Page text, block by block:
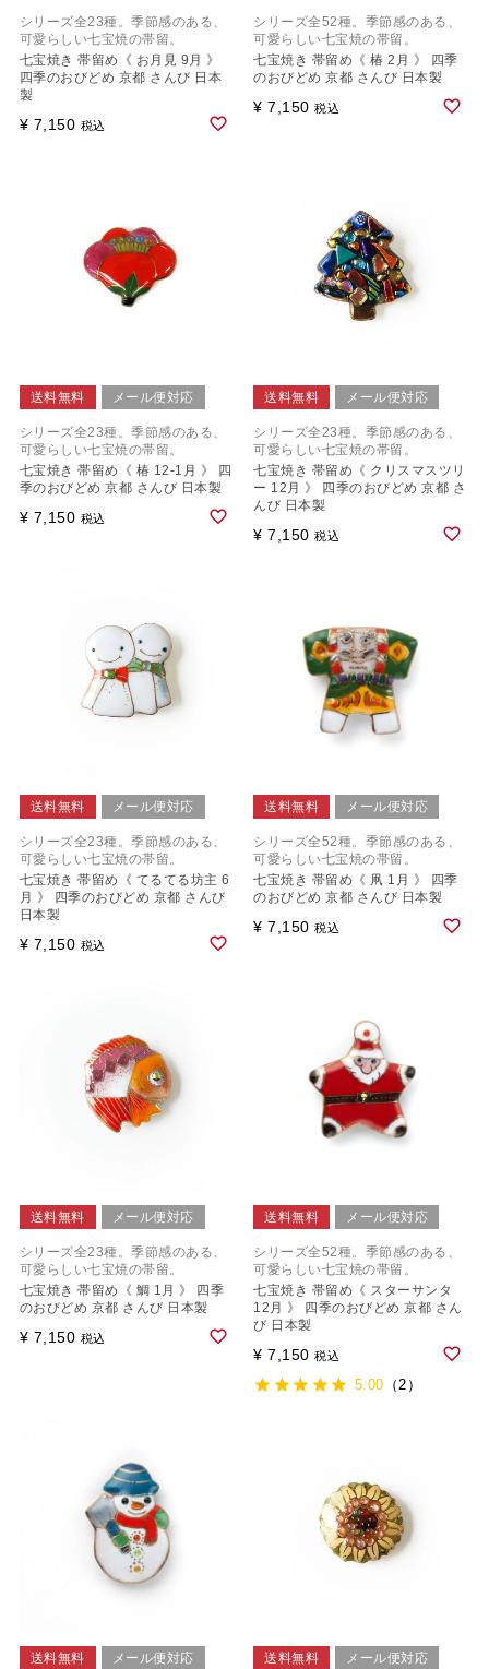
シリーズ全23種。季節感のある、
可愛らしい七宝焼の帯留。
七宝焼き 帯留め《 お月見 9月 》
四季のおびどめ 京都 さんび 日本
製
¥ 7,150 税込
シリーズ全52種。季節感のある、
可愛らしい七宝焼の帯留。
七宝焼き 帯留め《 椿 2月 》 四季
のおびどめ 京都 さんび 日本製
¥ 7,150 税込
送料無料 メール便対応
シリーズ全23種。季節感のある、
可愛らしい七宝焼の帯留。
七宝焼き 帯留め《 椿 12-1月 》 四
季のおびどめ 京都 さんび 日本製
¥ 7,150 税込
送料無料 メール便対応
シリーズ全23種。季節感のある、
可愛らしい七宝焼の帯留。
七宝焼き 帯留め《 クリスマスツリ
ー 12月 》 四季のおびどめ 京都 さ
んび 日本製
¥ 7,150 税込
送料無料 メール便対応
シリーズ全23種。季節感のある、
可愛らしい七宝焼の帯留。
七宝焼き 帯留め《 てるてる坊主 6
月 》 四季のおびどめ 京都 さんび
日本製
¥ 7,150 税込
送料無料 メール便対応
シリーズ全52種。季節感のある、
可愛らしい七宝焼の帯留。
七宝焼き 帯留め《 凧 1月 》 四季
のおびどめ 京都 さんび 日本製
¥ 7,150 税込
送料無料 メール便対応
シリーズ全23種。季節感のある、
可愛らしい七宝焼の帯留。
七宝焼き 帯留め《 鯛 1月 》 四季
のおびどめ 京都 さんび 日本製
¥ 7,150 税込
送料無料 メール便対応
シリーズ全52種。季節感のある、
可愛らしい七宝焼の帯留。
七宝焼き 帯留め《 スターサンタ
12月 》 四季のおびどめ 京都 さん
び 日本製
¥ 7,150 税込
5.00 （2）
送料無料 メール便対応 送料無料 メール便対応